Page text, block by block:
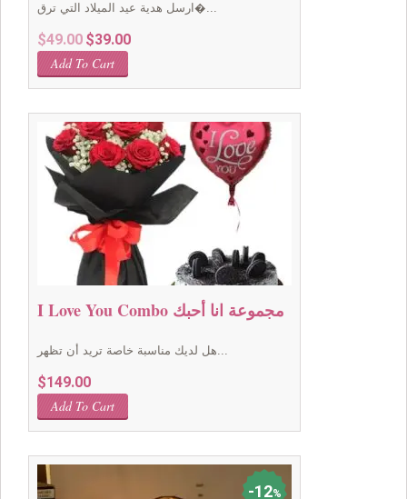
ارسل هدية عيد الميلاد التي ترق�...
$49.00 Original
price
was:
$39.00Current
Add To Cart
I Love You Combo مجموعة انا أحبك
$149.00
Add To Cart
12%